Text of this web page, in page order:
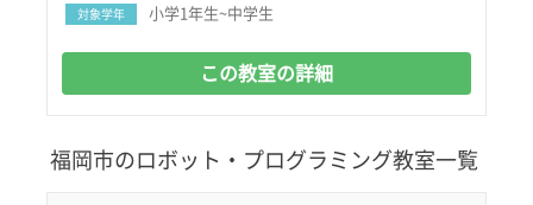
対象学年 小学1年生~中学生
この教室の詳細
福岡市のロボット・プログラミング教室一覧